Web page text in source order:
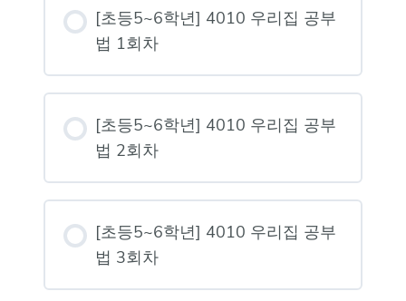
[초등5~6학년] 4010 우리집 공부
법 1회차
[초등5~6학년] 4010 우리집 공부
법 2회차
[초등5~6학년] 4010 우리집 공부
법 3회차